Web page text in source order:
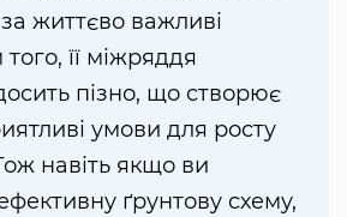
життєво важливі
її міжряддя
пізно, що створює
умови для росту
навіть якщо ви
ґрунтову схему,